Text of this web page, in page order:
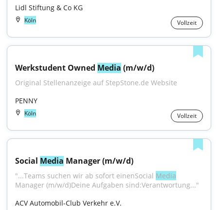
Lidl Stiftung & Co KG
Köln Vollzeit
Werkstudent Owned Media (m/w/d)
Original Stellenanzeige auf StepStone.de Website
PENNY
Köln Vollzeit
Social Media Manager (m/w/d)
"...Teams suchen wir ab sofort einenSocial Media
Manager (m/w/d)Deine Aufgaben sind:Verantwortung..."
ACV Automobil-Club Verkehr e.V.